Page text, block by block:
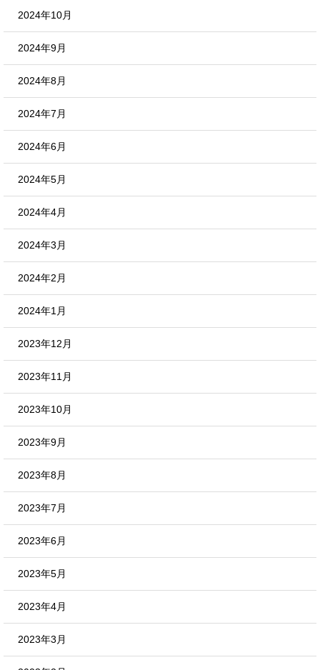
2024年10月
2024年9月
2024年8月
2024年7月
2024年6月
2024年5月
2024年4月
2024年3月
2024年2月
2024年1月
2023年12月
2023年11月
2023年10月
2023年9月
2023年8月
2023年7月
2023年6月
2023年5月
2023年4月
2023年3月